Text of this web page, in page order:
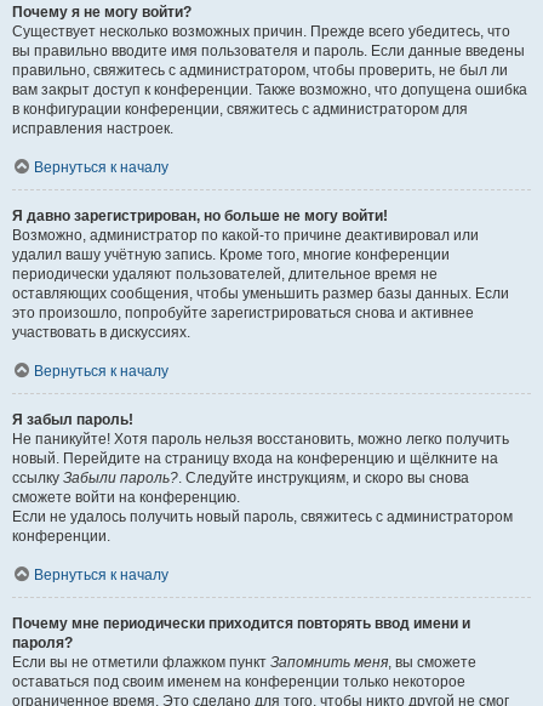
Почему я не могу войти?
Существует несколько возможных причин. Прежде всего убедитесь, что
вы правильно вводите имя пользователя и пароль. Если данные введены
правильно, свяжитесь с администратором, чтобы проверить, не был ли
вам закрыт доступ к конференции. Также возможно, что допущена ошибка
в конфигурации конференции, свяжитесь с администратором для
исправления настроек.
Вернуться к началу
Я давно зарегистрирован, но больше не могу войти!
Возможно, администратор по какой-то причине деактивировал или
удалил вашу учётную запись. Кроме того, многие конференции
периодически удаляют пользователей, длительное время не
оставляющих сообщения, чтобы уменьшить размер базы данных. Если
это произошло, попробуйте зарегистрироваться снова и активнее
участвовать в дискуссиях.
Вернуться к началу
Я забыл пароль!
Не паникуйте! Хотя пароль нельзя восстановить, можно легко получить
новый. Перейдите на страницу входа на конференцию и щёлкните на
ссылку Забыли пароль?. Следуйте инструкциям, и скоро вы снова
сможете войти на конференцию.
Если не удалось получить новый пароль, свяжитесь с администратором
конференции.
Вернуться к началу
Почему мне периодически приходится повторять ввод имени и
пароля?
Если вы не отметили флажком пункт Запомнить меня, вы сможете
оставаться под своим именем на конференции только некоторое
ограниченное время. Это сделано для того, чтобы никто другой не смог